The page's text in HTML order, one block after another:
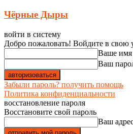
Чёрные Дыры
войти в систему
Добро пожаловать! Войдите в свою
Ваше имя
Ваш
Забыли пароль? получить помощь
Политика конфиденциальности
восстановление пароля
Восстановите свой пароль
Ваш